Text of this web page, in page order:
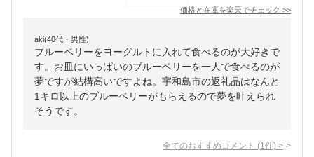
価格と在庫を楽天でチェック >>
aki(40代・男性)
ブルーベリーをヨーグルトに入れて食べるのが大好きで
す。お皿にいっぱいのブルーベリーを一人で食べるのが
夢ですが結構高いですよね。宇和島市の返礼品はなんと
1キロ以上のブルーベリーがもらえるので夢を叶えられ
そうです。
全てのおすすめコメント (1 件) >